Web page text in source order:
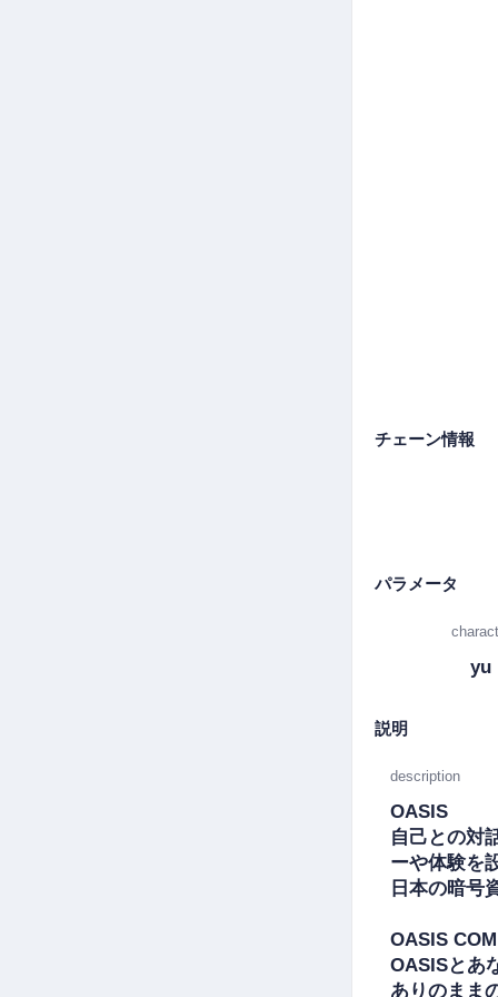
チェーン情報
パラメータ
yu
説明
description
OASIS
自己との対
ーや体験を
日本の暗号
OASIS
OASISとあ
ありのまま